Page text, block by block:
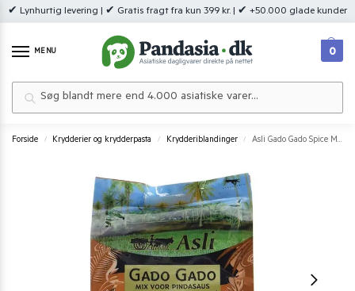
✔ Lynhurtig levering | ✔ Gratis fragt fra kun 399 kr. | ✔ +50.000 glade kunder
MENU 0
Forside / Krydderier og krydderpasta / Krydderiblandinger / Asli Gado Gado Spice Mix 200 g.